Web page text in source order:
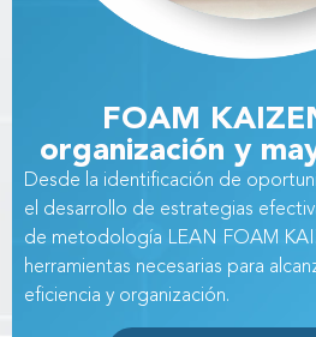
FOAM
organización y
Desde la identificación de
el desarrollo de estrategias
de metodología LEAN FOAM
herramientas necesarias para
eficiencia y organización.